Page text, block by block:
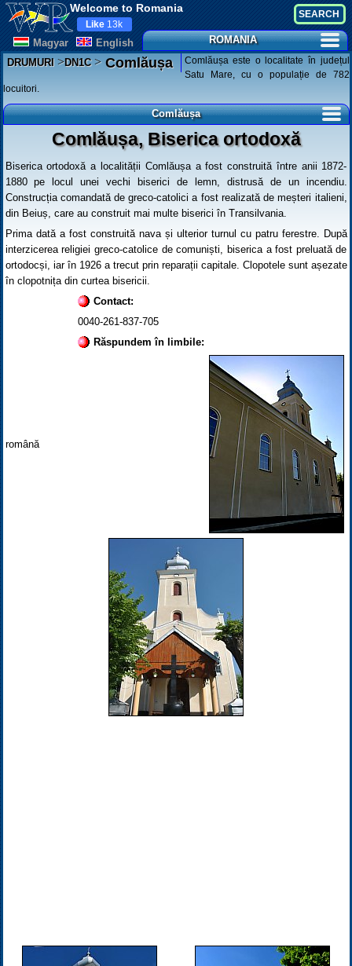
Welcome to Romania
Magyar English
Like 13k
ROMANIA
DRUMURI>DN1C>Comlăușa
Comlăușa este o localitate în județul
Satu Mare, cu o populație de 782
locuitori.
Comlăușa
Comlăușa, Biserica ortodoxă
Biserica ortodoxă a localității Comlăușa a fost construită între anii 1872-
1880 pe locul unei vechi biserici de lemn, distrusă de un incendiu.
Construcția comandată de greco-catolici a fost realizată de meșteri italieni,
din Beiuș, care au construit mai multe biserici în Transilvania.
Prima dată a fost construită nava și ulterior turnul cu patru ferestre. După
interzicerea religiei greco-catolice de comuniști, biserica a fost preluată de
ortodocși, iar în 1926 a trecut prin reparații capitale. Clopotele sunt așezate
în clopotnița din curtea bisericii.
Contact:
0040-261-837-705
Răspundem în limbile:
română